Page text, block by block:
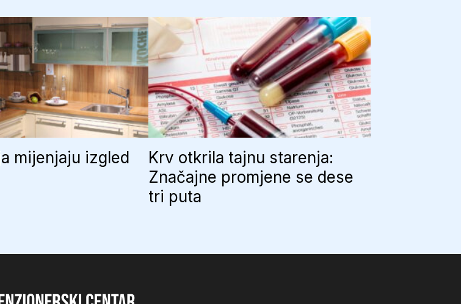
mijenjaju izgled
Krv otkrila tajnu starenja:
Značajne promjene se dese
tri puta